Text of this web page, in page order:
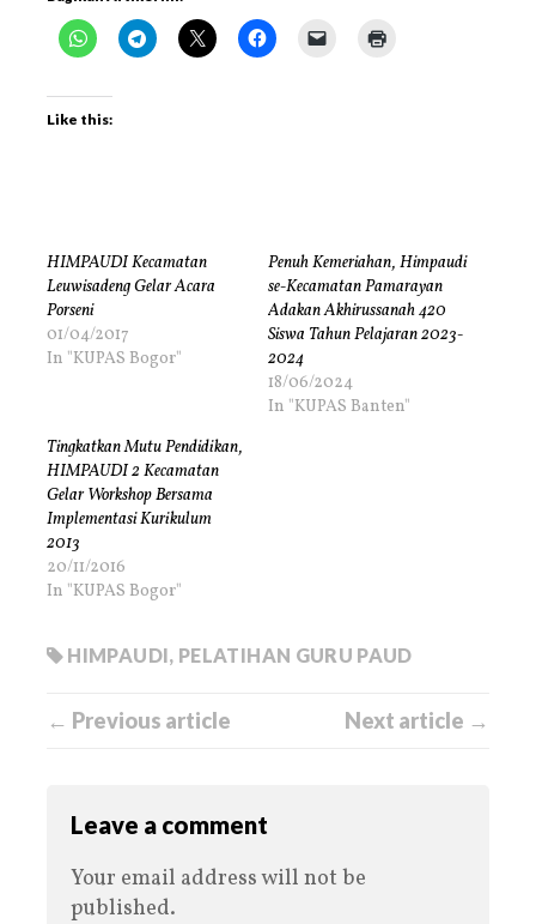
Like this:
HIMPAUDI Kecamatan
Leuwisadeng Gelar Acara
Porseni
01/04/2017
In "KUPAS Bogor"
Penuh Kemeriahan, Himpaudi
se-Kecamatan Pamarayan
Adakan Akhirussanah 420
Siswa Tahun Pelajaran 2023-
2024
18/06/2024
In "KUPAS Banten"
Tingkatkan Mutu Pendidikan,
HIMPAUDI 2 Kecamatan
Gelar Workshop Bersama
Implementasi Kurikulum
2013
20/11/2016
In "KUPAS Bogor"
HIMPAUDI, PELATIHAN GURU PAUD
← Previous article Next article →
Leave a comment
Your email address will not be
published.